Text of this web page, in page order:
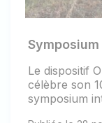
Symposium
Le dispositif
célèbre son
symposium